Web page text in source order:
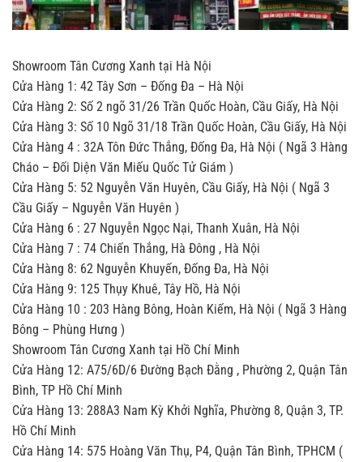
Showroom Tân Cương Xanh tại Hà Nội
Cửa Hàng 1: 42 Tây Sơn – Đống Đa – Hà Nội
Cửa Hàng 2: Số 2 ngõ 31/26 Trần Quốc Hoàn, Cầu Giấy, Hà Nội
Cửa Hàng 3: Số 10 Ngõ 31/18 Trần Quốc Hoàn, Cầu Giấy, Hà Nội
Cửa Hàng 4 : 32A Tôn Đức Thắng, Đống Đa, Hà Nội ( Ngã 3 Hàng
Cháo – Đối Diện Văn Miếu Quốc Tử Giám )
Cửa Hàng 5: 52 Nguyễn Văn Huyên, Cầu Giấy, Hà Nội ( Ngã 3
Cầu Giấy – Nguyễn Văn Huyên )
Cửa Hàng 6 : 27 Nguyễn Ngọc Nại, Thanh Xuân, Hà Nội
Cửa Hàng 7 : 74 Chiến Thắng, Hà Đông , Hà Nội
Cửa Hàng 8: 62 Nguyễn Khuyến, Đống Đa, Hà Nội
Cửa Hàng 9: 125 Thụy Khuê, Tây Hồ, Hà Nội
Cửa Hàng 10 : 203 Hàng Bông, Hoàn Kiếm, Hà Nội ( Ngã 3 Hàng
Bông – Phùng Hưng )
Showroom Tân Cương Xanh tại Hồ Chí Minh
Cửa Hàng 12: A75/6D/6 Đường Bạch Đằng , Phường 2, Quận Tân
Bình, TP Hồ Chí Minh
Cửa Hàng 13: 288A3 Nam Kỳ Khởi Nghĩa, Phường 8, Quận 3, TP.
Hồ Chí Minh
Cửa Hàng 14: 575 Hoàng Văn Thụ, P4, Quận Tân Bình, TPHCM (